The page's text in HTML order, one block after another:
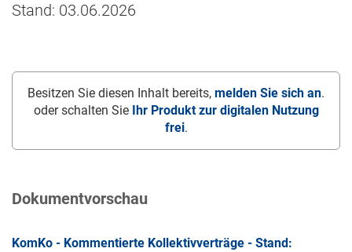
Stand: 03.06.2026
Besitzen Sie diesen Inhalt bereits, melden Sie sich an.
oder schalten Sie
Ihr Produkt zur digitalen Nutzung
frei.
Dokumentvorschau
KomKo - Kommentierte Kollektivverträge - Stand: